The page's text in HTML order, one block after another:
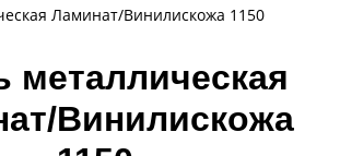
Ламинат/Винилискожа 1150
металлическая
Винилискожа